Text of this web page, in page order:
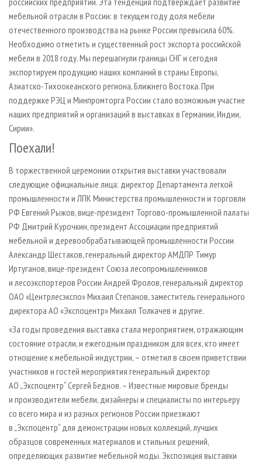
мебельной отрасли в России: в текущем году доля мебели
отечественного производства на рынке России превысила 60%.
Необходимо отметить и существенный рост экспорта российской
мебели в 2018 году. Мы перешагнули границы СНГ и сегодня
экспортируем продукцию наших компаний в страны Европы,
Азиатско-Тихоокеанского региона, Ближнего Востока. При
поддержке РЭЦ и Минпромторга России стало возможным участие
наших предприятий и организаций в выставках в Германии, Индии,
Сирии».
Поехали!
В торжественной церемонии открытия выставки участвовали
следующие официальные лица: директор Департамента легкой
промышленности и ЛПК Министерства промышленности и торговли
РФ Евгений Рыжов, вице-президент Торгово-промышленной палаты
РФ Дмитрий Курочкин, президент Ассоциации предприятий
мебельной и деревообрабатывающей промышленности России
Александр Шестаков, генеральный директор АМДПР Тимур
Иртуганов, вице-президент Союза лесопромышленников
и лесоэкспортеров России Андрей Фролов, генеральный директор
ОАО «Центрлесэкспо» Михаил Степанов, заместитель генерального
директора АО «Экспоцентр» Михаил Толкачев и другие.
«За годы проведения выставка стала мероприятием, отражающим
состояние отрасли, и ежегодным праздником для всех, кто имеет
отношение к мебельной индустрии, – отметил в своем приветствии
участников и гостей мероприятия генеральный директор
АО „Экспоцентр“ Сергей Беднов. – Известные мировые бренды
и производители мебели, дизайнеры и специалисты по интерьеру
со всего мира и из разных регионов России приезжают
в „Экспоцентр“ для демонстрации новых коллекций, лучших
образцов современных материалов и стильных решений,
определяющих развитие мебельной моды. Экспозиция выставки